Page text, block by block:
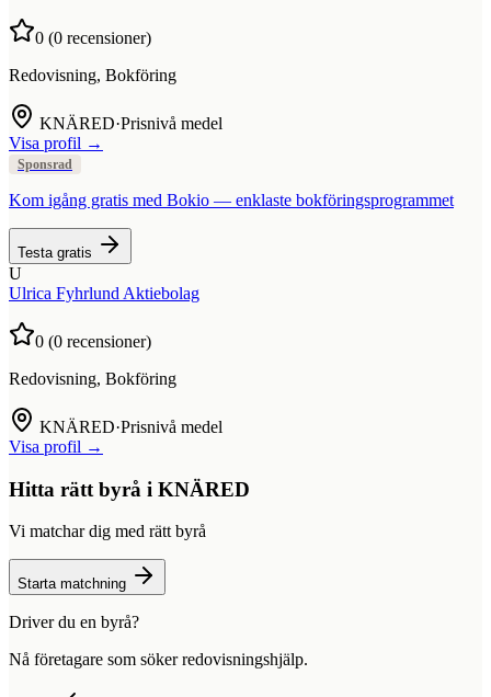
0 (0 recensioner)
Redovisning, Bokföring
KNÄRED·Prisnivå medel
Visa profil →
Sponsrad
Kom igång gratis med Bokio — enklaste bokföringsprogrammet
Testa gratis
U
Ulrica Fyhrlund Aktiebolag
0 (0 recensioner)
Redovisning, Bokföring
KNÄRED·Prisnivå medel
Visa profil →
Hitta rätt byrå i KNÄRED
Vi matchar dig med rätt byrå
Starta matchning
Driver du en byrå?
Nå företagare som söker redovisningshjälp.